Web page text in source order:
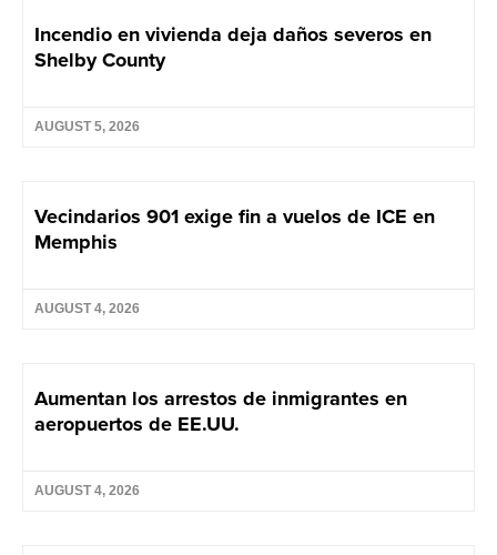
Incendio en vivienda deja daños severos en
Shelby County
AUGUST 5, 2026
Vecindarios 901 exige fin a vuelos de ICE en
Memphis
AUGUST 4, 2026
Aumentan los arrestos de inmigrantes en
aeropuertos de EE.UU.
AUGUST 4, 2026